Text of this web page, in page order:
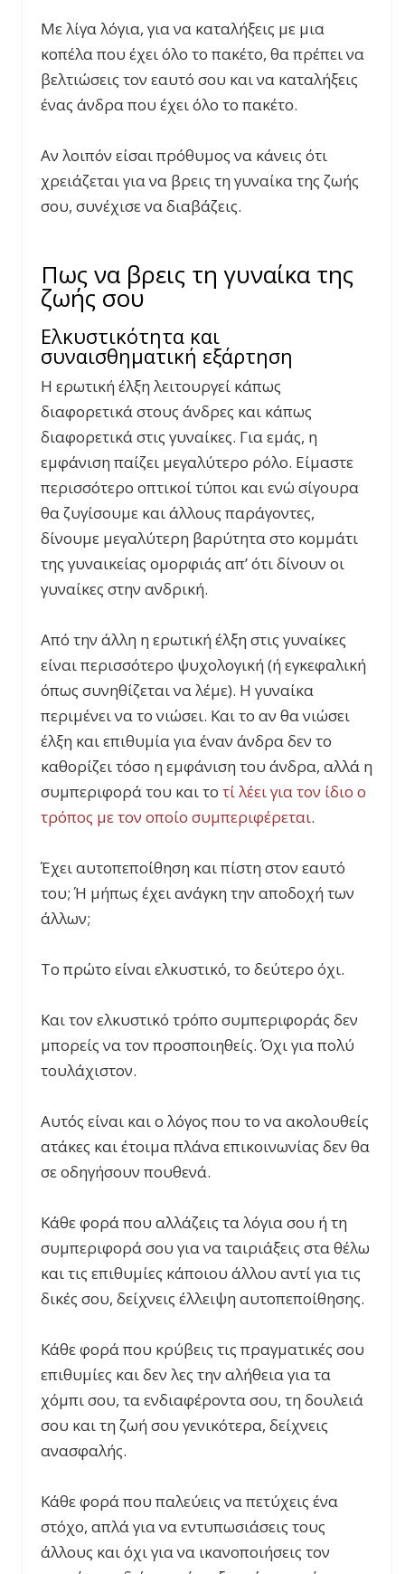
Με λίγα λόγια, για να καταλήξεις με μια
κοπέλα που έχει όλο το πακέτο, θα πρέπει να
βελτιώσεις τον εαυτό σου και να καταλήξεις
ένας άνδρα που έχει όλο το πακέτο.
Αν λοιπόν είσαι πρόθυμος να κάνεις ότι
χρειάζεται για να βρεις τη γυναίκα της ζωής
σου, συνέχισε να διαβάζεις.
Πως να βρεις τη γυναίκα της
ζωής σου
Ελκυστικότητα και
συναισθηματική εξάρτηση
Η ερωτική έλξη λειτουργεί κάπως
διαφορετικά στους άνδρες και κάπως
διαφορετικά στις γυναίκες. Για εμάς, η
εμφάνιση παίζει μεγαλύτερο ρόλο. Είμαστε
περισσότερο οπτικοί τύποι και ενώ σίγουρα
θα ζυγίσουμε και άλλους παράγοντες,
δίνουμε μεγαλύτερη βαρύτητα στο κομμάτι
της γυναικείας ομορφιάς απ’ ότι δίνουν οι
γυναίκες στην ανδρική.
Από την άλλη η ερωτική έλξη στις γυναίκες
είναι περισσότερο ψυχολογική (ή εγκεφαλική
όπως συνηθίζεται να λέμε). Η γυναίκα
περιμένει να το νιώσει. Και το αν θα νιώσει
έλξη και επιθυμία για έναν άνδρα δεν το
καθορίζει τόσο η εμφάνιση του άνδρα, αλλά η
συμπεριφορά του και το τί λέει για τον ίδιο ο
τρόπος με τον οποίο συμπεριφέρεται.
Έχει αυτοπεποίθηση και πίστη στον εαυτό
του; Ή μήπως έχει ανάγκη την αποδοχή των
άλλων;
Το πρώτο είναι ελκυστικό, το δεύτερο όχι.
Και τον ελκυστικό τρόπο συμπεριφοράς δεν
μπορείς να τον προσποιηθείς. Όχι για πολύ
τουλάχιστον.
Αυτός είναι και ο λόγος που το να ακολουθείς
ατάκες και έτοιμα πλάνα επικοινωνίας δεν θα
σε οδηγήσουν πουθενά.
Κάθε φορά που αλλάζεις τα λόγια σου ή τη
συμπεριφορά σου για να ταιριάξεις στα θέλω
και τις επιθυμίες κάποιου άλλου αντί για τις
δικές σου, δείχνεις έλλειψη αυτοπεποίθησης.
Κάθε φορά που κρύβεις τις πραγματικές σου
επιθυμίες και δεν λες την αλήθεια για τα
χόμπι σου, τα ενδιαφέροντα σου, τη δουλειά
σου και τη ζωή σου γενικότερα, δείχνεις
ανασφαλής.
Κάθε φορά που παλεύεις να πετύχεις ένα
στόχο, απλά για να εντυπωσιάσεις τους
άλλους και όχι για να ικανοποιήσεις τον